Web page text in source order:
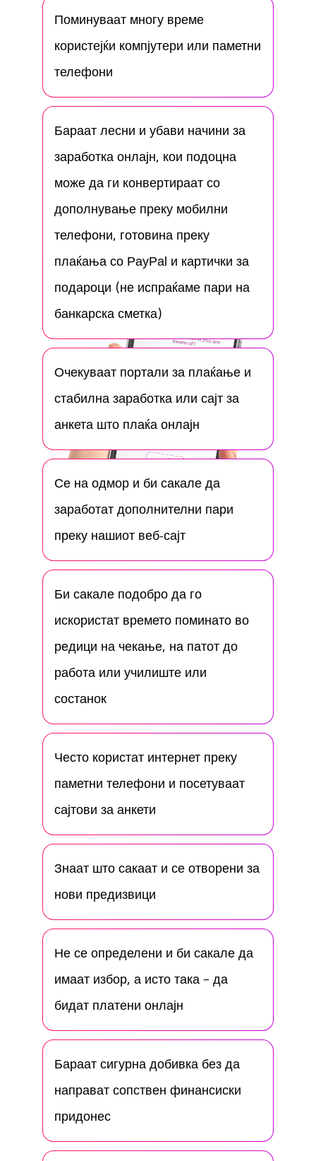
Поминуваат многу време
користејќи компјутери или паметни
телефони
Бараат лесни и убави начини за
заработка онлајн, кои подоцна
може да ги конвертираат со
дополнување преку мобилни
телефони, готовина преку
плаќања со PayPal и картички за
подароци (не испраќаме пари на
банкарска сметка)
Очекуваат портали за плаќање и
стабилна заработка или сајт за
анкета што плаќа онлајн
Се на одмор и би сакале да
заработат дополнителни пари
преку нашиот веб-сајт
Би сакале подобро да го
искористат времето поминато во
редици на чекање, на патот до
работа или училиште или
состанок
Често користат интернет преку
паметни телефони и посетуваат
сајтови за анкети
Знаат што сакаат и се отворени за
нови предизвици
Не се определени и би сакале да
имаат избор, а исто така – да
бидат платени онлајн
Бараат сигурна добивка без да
направат сопствен финансиски
придонес